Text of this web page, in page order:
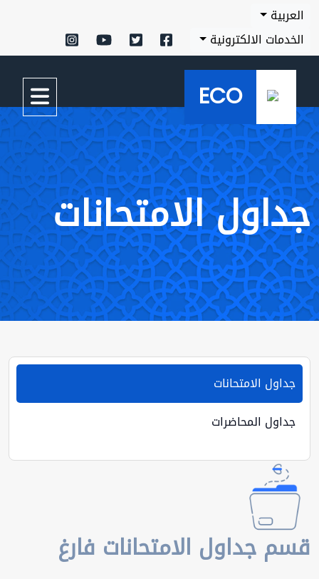
العربية
الخدمات الالكترونية
ECO
جداول الامتحانات
جداول الامتحانات
جداول المحاضرات
قسم جداول الامتحانات فارغ